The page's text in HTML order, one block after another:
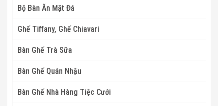
Bộ Bàn Ăn Mặt Đá
Ghế Tiffany, Ghế Chiavari
Bàn Ghế Trà Sữa
Bàn Ghế Quán Nhậu
Bàn Ghế Nhà Hàng Tiệc Cưới